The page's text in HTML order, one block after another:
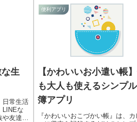
生
日常生活
LINEな
友達に
便利アプリ
【かわいいお小遣い帳
も大人も使えるシンプ
簿アプリ
『かわいいおこづかい帳』は、